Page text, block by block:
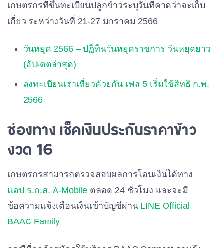
เกษตรกรที่ขึ้นทะเบียนปลูกข้าวระบุวันที่คาดว่าจะเก็บ
เกี่ยว ระหว่างวันที่ 21-27 มกราคม 2566
วันหยุด 2566 – ปฏิทินวันหยุดราชการ วันหยุดยาว
(อัปเดตล่าสุด)
ลงทะเบียนเราเที่ยวด้วยกัน เฟส 5 เริ่มใช้สิทธิ ก.พ.
2566
ช่องทาง เช็คเงินประกันราคาข้าว
งวด 16
เกษตรกรสามารถตรวจสอบผลการโอนเงินได้ทาง
แอป ธ.ก.ส. A-Mobile ตลอด 24 ชั่วโมง และจะมี
ข้อความแจ้งเตือนเงินเข้าบัญชีผ่าน LINE Official
BAAC Family